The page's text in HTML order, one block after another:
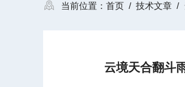
当前位置： 首页 / 技术文章 /
云境天合翻斗